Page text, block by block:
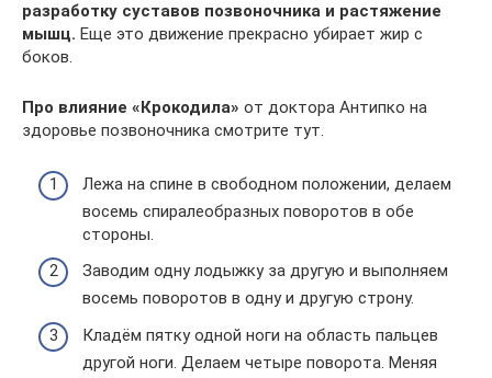
разработку суставов позвоночника и растяжение
мышц. Еще это движение прекрасно убирает жир с
боков.
Про влияние «Крокодила» от доктора Антипко на
здоровье позвоночника смотрите тут.
Лежа на спине в свободном положении, делаем
восемь спиралеобразных поворотов в обе
стороны.
Заводим одну лодыжку за другую и выполняем
восемь поворотов в одну и другую строну.
Кладём пятку одной ноги на область пальцев
другой ноги. Делаем четыре поворота. Меняя